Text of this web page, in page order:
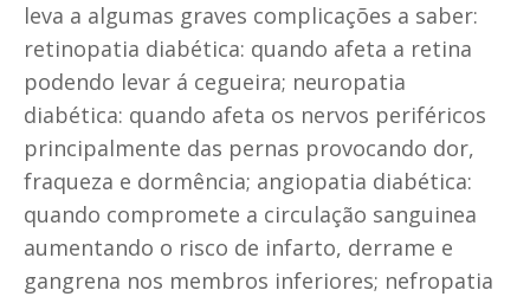
leva a algumas graves complicações a saber:
retinopatia diabética: quando afeta a retina
podendo levar á cegueira; neuropatia
diabética: quando afeta os nervos periféricos
principalmente das pernas provocando dor,
fraqueza e dormência; angiopatia diabética:
quando compromete a circulação sanguinea
aumentando o risco de infarto, derrame e
gangrena nos membros inferiores; nefropatia